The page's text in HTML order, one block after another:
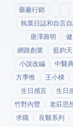
藥廠行銷
執業日誌和自言
唐澤壽明
網路創業
藍鈞天
小說改編
中醫
方季惟
王小棣
生日感言
生日
竹野內豐
老莊思
求職
良醫系列